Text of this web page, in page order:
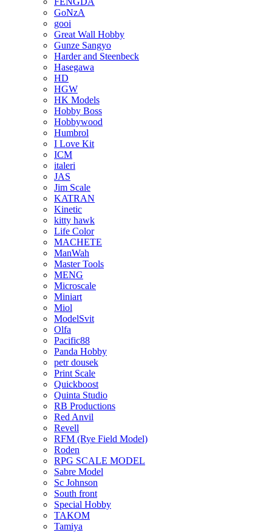
GoNzA
gooi
Great Wall Hobby
Gunze Sangyo
Harder and Steenbeck
Hasegawa
HD
HGW
HK Models
Hobby Boss
Hobbywood
Humbrol
I Love Kit
ICM
italeri
JAS
Jim Scale
KATRAN
Kinetic
kitty hawk
Life Color
MACHETE
ManWah
Master Tools
MENG
Microscale
Miniart
Miol
ModelSvit
Olfa
Pacific88
Panda Hobby
petr dousek
Print Scale
Quickboost
Quinta Studio
RB Productions
Red Anvil
Revell
RFM (Rye Field Model)
Roden
RPG SCALE MODEL
Sabre Model
Sc Johnson
South front
Special Hobby
TAKOM
Tamiya